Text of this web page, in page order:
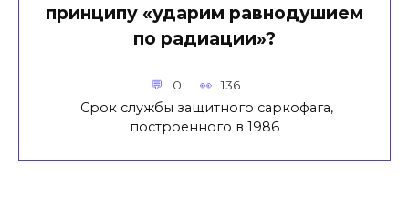
принципу «ударим равнодушием
по радиации»?
0 136
Срок службы защитного саркофага,
построенного в 1986